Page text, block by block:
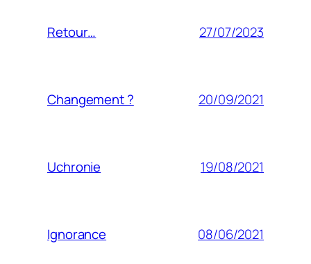
Retour… 27/07/2023
Changement ? 20/09/2021
Uchronie 19/08/2021
Ignorance 08/06/2021